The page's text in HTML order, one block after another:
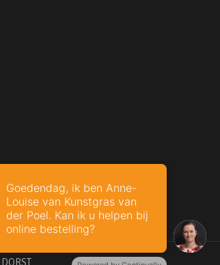
DORST
Goedendag, ik ben Anne-
Louise van Kunstgras van
der Poel. Kan ik u helpen bij
online bestelling?